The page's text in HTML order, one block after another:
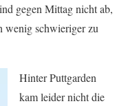
gegen Mittag nicht ab,
wenig schwieriger zu
Hinter Puttgarden
kam leider nicht die